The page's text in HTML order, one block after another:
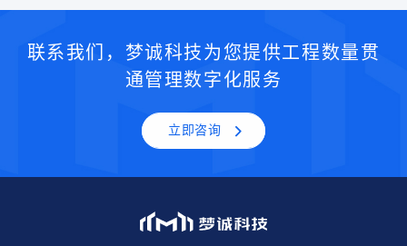
联系我们，梦诚科技为您提供工程数量贯
通管理数字化服务
立即咨询